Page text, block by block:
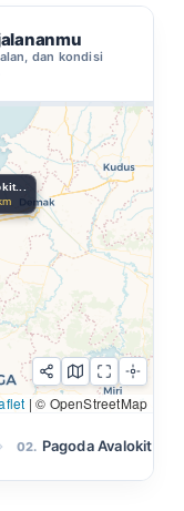
dan kondisi
| © OpenStreetMap
02. Pagoda